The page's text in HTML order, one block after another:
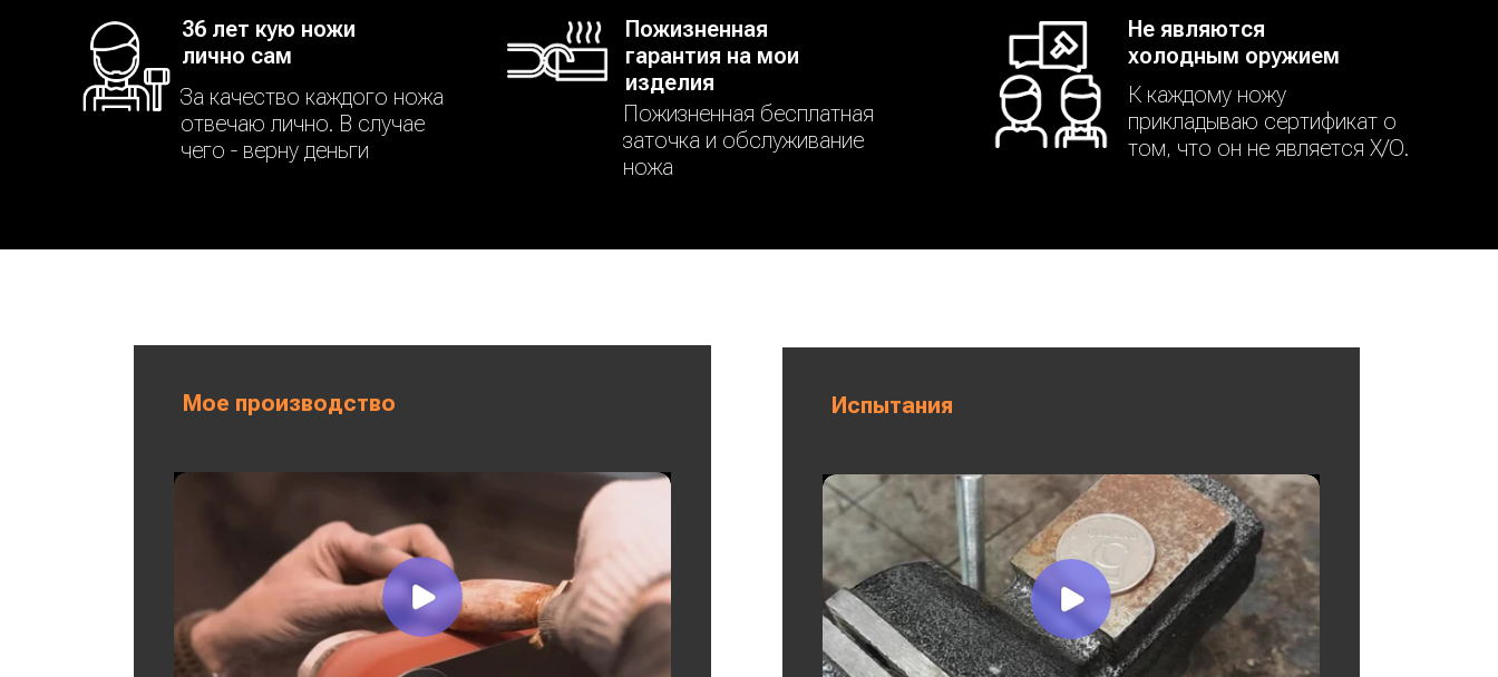
36 лет кую ножи
лично сам
За качество каждого ножа
отвечаю лично. В случае
чего - верну деньги
Пожизненная
гарантия на мои
изделия
Пожизненная бесплатная
заточка и обслуживание
ножа
Не являются
холодным оружием
К каждому ножу
прикладываю сертификат о
том, что он не является Х/О.
Мое производство Испытания